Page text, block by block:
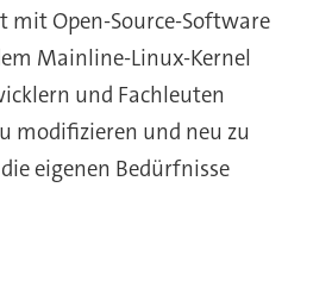
mit Open-Source-Software
Mainline-Linux-Kernel
und Fachleuten
modifizieren und neu zu
eigenen Bedürfnisse